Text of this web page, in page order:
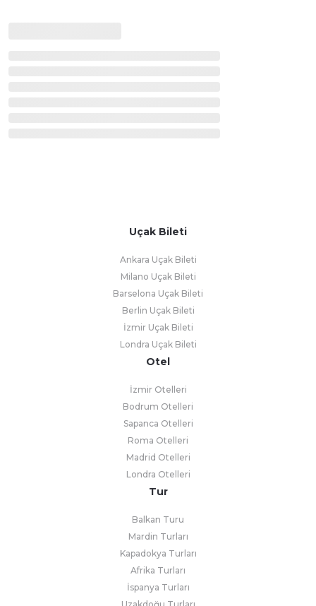
Uçak Bileti
Ankara Uçak Bileti
Milano Uçak Bileti
Barselona Uçak Bileti
Berlin Uçak Bileti
İzmir Uçak Bileti
Londra Uçak Bileti
Otel
İzmir Otelleri
Bodrum Otelleri
Sapanca Otelleri
Roma Otelleri
Madrid Otelleri
Londra Otelleri
Tur
Balkan Turu
Mardin Turları
Kapadokya Turları
Afrika Turları
İspanya Turları